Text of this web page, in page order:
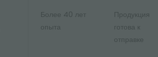
Более 40 лет
опыта
Продукция
готова к
отправке